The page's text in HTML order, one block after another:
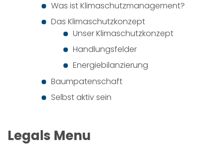
Was ist Klimaschutzmanagement?
Das Klimaschutzkonzept
Unser Klimaschutzkonzept
Handlungsfelder
Energiebilanzierung
Baumpatenschaft
Selbst aktiv sein
Legals Menu